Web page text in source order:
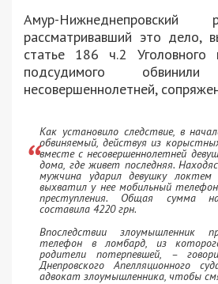
Амур-
рассматривавший это дело,
статье 186 ч.2 Уголовного
подсудимого
несовершеннолетней,
Как установило следствие, в
обвиняемый, действуя из
вместе с несовершеннолетней
дома, где живет последняя.
мужчина ударил девушку локтем
выхватил у нее мобильный
преступления. Общая сумма
составила 4220 грн.
Впоследствии злоумышленник
телефон в ломбард, из
родители потерпевшей, –
Днепровского Апелляционного
адвокат злоумышленника, чтобы